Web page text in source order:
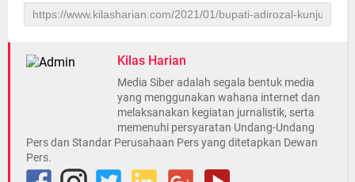
Kilas Harian
Media Siber adalah segala bentuk media
yang menggunakan wahana internet dan
melaksanakan kegiatan jurnalistik, serta
memenuhi persyaratan Undang-Undang
Pers dan Standar Perusahaan Pers yang ditetapkan Dewan
Pers.